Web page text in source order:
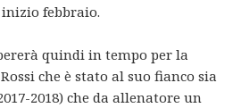
inizio febbraio.
quindi in tempo per la
che è stato al suo fianco sia
2018) che da allenatore un